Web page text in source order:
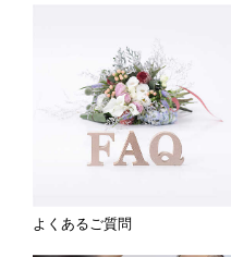
よくあるご質問